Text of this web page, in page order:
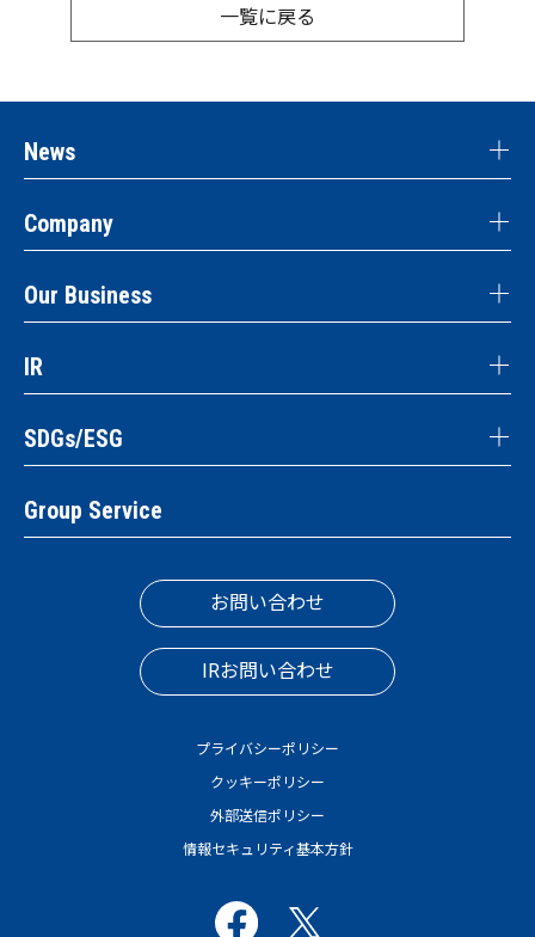
一覧に戻る
News
Company
Our Business
IR
SDGs/ESG
Group Service
お問い合わせ
IRお問い合わせ
プライバシーポリシー
クッキーポリシー
外部送信ポリシー
情報セキュリティ基本方針